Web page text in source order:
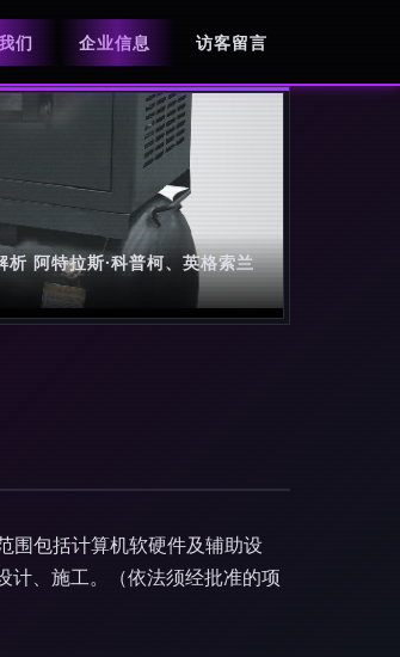
们 企业信息 访客留言
阿特拉斯·科普柯、英格索兰
围包括计算机软硬件及辅助设
计、施工。（依法须经批准的项